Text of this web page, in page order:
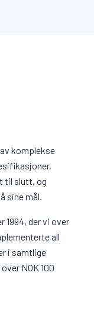
komplekse
til slutt, og
sine mål.
1994, der vi over
all
i samtlige
NOK 100